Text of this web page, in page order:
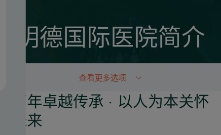
明德国际医院简介
百年卓越传承 · 以人为本关怀
未来